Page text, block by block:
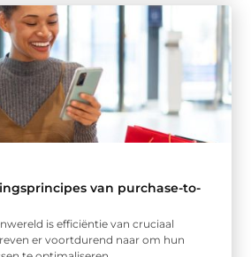
van purchase-to-
is efficiëntie van cruciaal
er voortdurend naar om hun